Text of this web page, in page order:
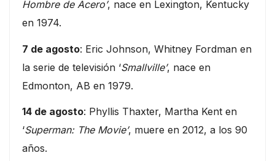
Hombre de Acero’, nace en Lexington, Kentucky
en 1974.
7 de agosto: Eric Johnson, Whitney Fordman en
la serie de televisión ‘Smallville’, nace en
Edmonton, AB en 1979.
14 de agosto: Phyllis Thaxter, Martha Kent en
‘Superman: The Movie’, muere en 2012, a los 90
años.